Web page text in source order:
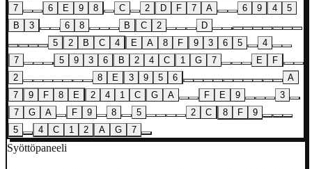
7
6 E 9 8 C 2 D F 7 A 6 9 4
5
B
3 6 8 B C 2
D
5
2 B C 4 E A 8 F 9 3 6 5
4
7
5 9 3 6 B 2 4 C 1 G 7 E
F
2
8 E 3 9 5 6
A
7
9 F 8 E 2 4 1 C G A F E 9
3
7
G A F 9 8 5 2 C 8 F
9
5
4 C 1 2 A G 7
Syöttöpaneeli